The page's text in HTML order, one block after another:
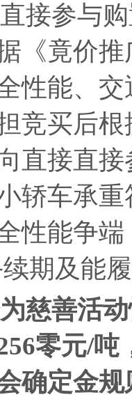
接参与
《竟价
性能、
竞买后
直接直
轿车承
性能争
期及能
慈善活
零元/吨
确定金